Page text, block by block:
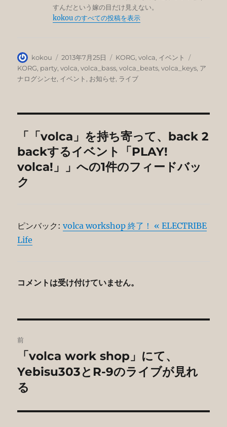
すんだという嫁の目だけ見えない。
kokou のすべての投稿を表示
投
稿
者
kokou
投
稿
日:
2013年7月25日
カ
テ
ゴ
KORG,volca, イベント
グ
KORG, party,volca,volca_bass,volca_beats,volca_keys, ア
ナログシンセ, イベント , お知らせ, ライブ
「「volca」を持ち寄って、back 2
backするイベント「PLAY!
volca!」」への1件のフィードバッ
ク
ピンバック:volca workshop 終了！ « ELECTRIBE
Life
コメントは受け付けていません。
稿
ナ
ビ
ゲ
前
前
の
投
「volca work shop」にて、
Yebisu303とR-9のライブが見れ
る